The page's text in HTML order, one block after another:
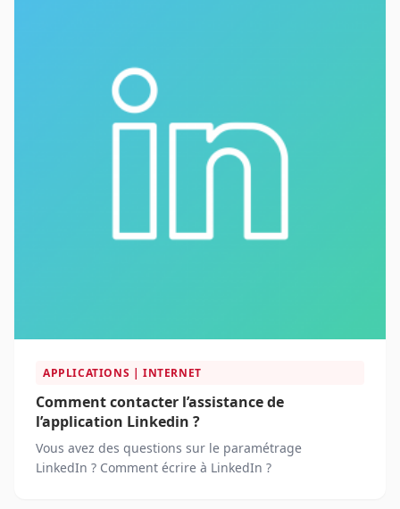
APPLICATIONS | INTERNET
Comment contacter l’assistance de
l’application Linkedin ?
Vous avez des questions sur le paramétrage
LinkedIn ? Comment écrire à LinkedIn ?